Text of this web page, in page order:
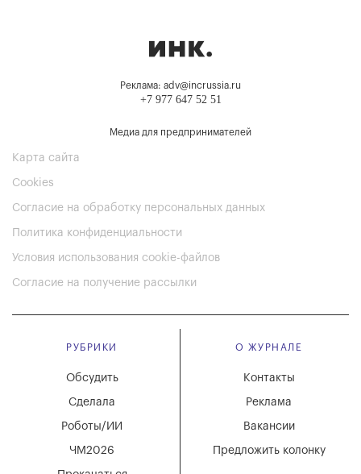
Реклама: adv@incrussia.ru
+7 977 647 52 51
Медиа для предпринимателей
Карта сайта
Cookies
Согласие на обработку персональных данных
Политика конфиденциальности
Условия использования cookie-файлов
Согласие на получение рассылки
РУБРИКИ
Обсудить
Сделала
Роботы/ИИ
ЧМ2026
О ЖУРНАЛЕ
Вакансии
Реклама
Контакты
Предложить колонку